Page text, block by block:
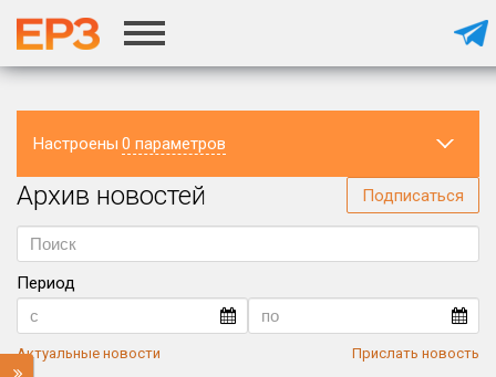
Настроены 0 параметров
Регион
Архив новостей Подписаться
Период
Актуальные новости Прислать новость